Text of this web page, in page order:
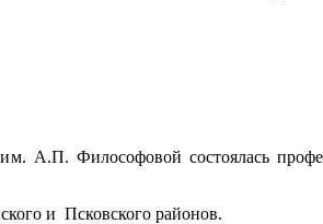
А.П. Философовой состоялась
и Псковского районов.